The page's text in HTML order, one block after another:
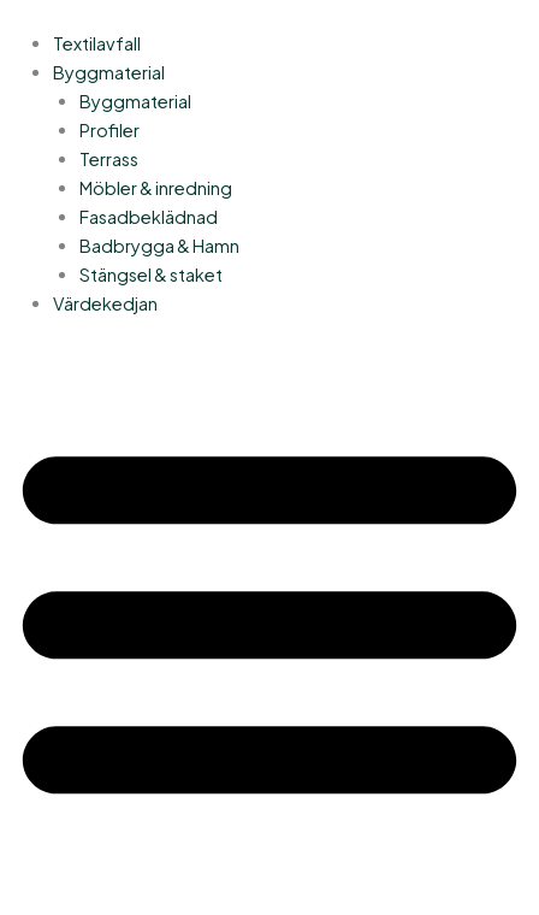
innehåll
Textilavfall
Byggmaterial
Byggmaterial
Profiler
Terrass
Möbler & inredning
Fasadbeklädnad
Badbrygga & Hamn
Stängsel & staket
Värdekedjan